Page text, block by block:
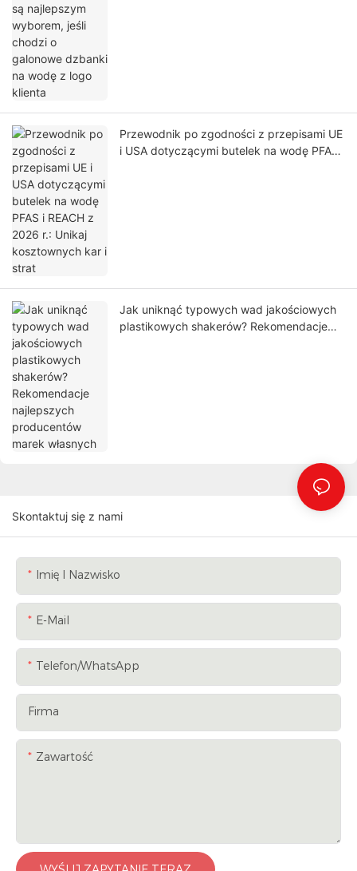
Przewodnik po zgodności z przepisami UE
i USA dotyczącymi butelek na wodę PFAS i
Jak uniknąć typowych wad jakościowych
plastikowych shakerów? Rekomendacje
Skontaktuj się z nami
Imię I Nazwisko
E-Mail
Telefon/WhatsApp
Firma
Zawartość